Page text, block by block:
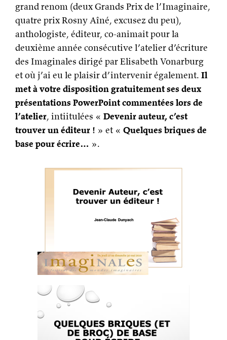
grand renom (deux Grands Prix de l’Imaginaire,
quatre prix Rosny Aîné, excusez du peu),
anthologiste, éditeur, co-animait pour la
deuxième année consécutive l’atelier d’écriture
des Imaginales dirigé par Elisabeth Vonarburg
et où j’ai eu le plaisir d’intervenir également. Il
met à votre disposition gratuitement ses deux
présentations PowerPoint commentées lors de
l’atelier, intiitulées « Devenir auteur, c’est
trouver un éditeur ! » et « Quelques briques de
base pour écrire… ».